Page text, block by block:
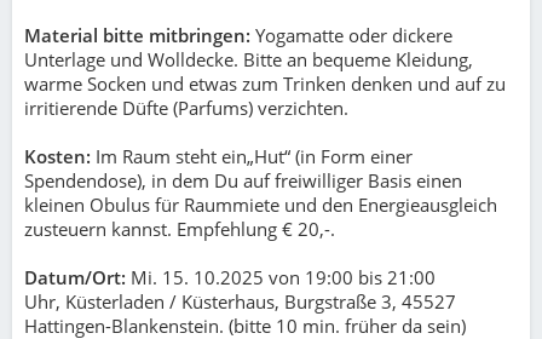
Material bitte mitbringen: Yogamatte oder dickere
Unterlage und Wolldecke. Bitte an bequeme Kleidung,
warme Socken und etwas zum Trinken denken und auf zu
irritierende Düfte (Parfums) verzichten.
Kosten: Im Raum steht ein„Hut“ (in Form einer
Spendendose), in dem Du auf freiwilliger Basis einen
kleinen Obulus für Raummiete und den Energieausgleich
zusteuern kannst. Empfehlung € 20,-.
Datum/Ort: Mi. 15. 10.2025 von 19:00 bis 21:00
Uhr, Küsterladen / Küsterhaus, Burgstraße 3, 45527
Hattingen-Blankenstein. (bitte 10 min. früher da sein)